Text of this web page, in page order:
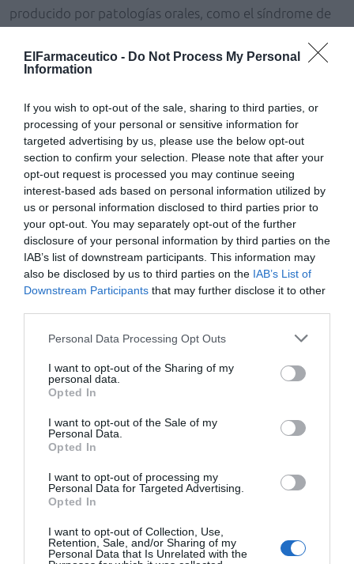
ElFarmaceutico - Do Not Process My Personal
Information
If you wish to opt-out of the sale, sharing to third parties, or
processing of your personal or sensitive information for
targeted advertising by us, please use the below opt-out
section to confirm your selection. Please note that after your
opt-out request is processed you may continue seeing
interest-based ads based on personal information utilized by
us or personal information disclosed to third parties prior to
your opt-out. You may separately opt-out of the further
disclosure of your personal information by third parties on the
IAB’s list of downstream participants. This information may
also be disclosed by us to third parties on the IAB’s List of
Downstream Participants that may further disclose it to other
Personal Data Processing Opt Outs
I want to opt-out of the Sharing of my
personal data.
Opted In
I want to opt-out of the Sale of my
Personal Data.
Opted In
I want to opt-out of processing my
Personal Data for Targeted Advertising.
Opted In
I want to opt-out of Collection, Use,
Retention, Sale, and/or Sharing of my
Personal Data that Is Unrelated with the
producido por patologías orales, como el síndrome de
bucales y deterioro de las mismas.
Además de reducir drásticamente el mal aliento y de
bucales, Like ofrece otras muchas ventajas:
– Formato compacto que puede ser usado en cualquier
momento y lugar.
– Acción rápida e inmediata.
– A diferencia de las perlas, chicles o colutorios, su
acción perdura en el tiempo por más de cuatro horas,
probado científicamente.
– Incrementa la autoestima de su usuario, al solucionar
la halitosis.
174674.0.
AñadirEl Farmacéutico
Mantente informado con las últimas noticias de actualidad.
ACTIVAR AHORA
caramelo halitosis like